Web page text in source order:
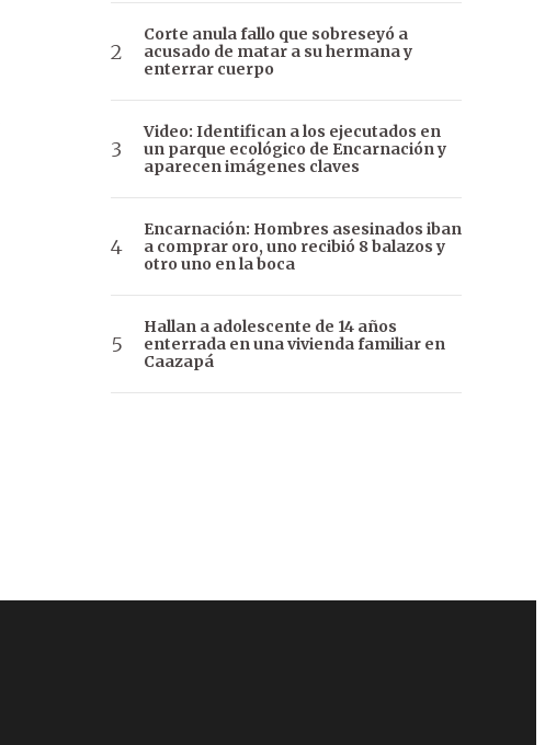
Corte anula fallo que sobreseyó a
acusado de matar a su hermana y
enterrar cuerpo
Video: Identifican a los ejecutados en
un parque ecológico de Encarnación y
aparecen imágenes claves
Encarnación: Hombres asesinados iban
a comprar oro, uno recibió 8 balazos y
otro uno en la boca
Hallan a adolescente de 14 años
enterrada en una vivienda familiar en
Caazapá